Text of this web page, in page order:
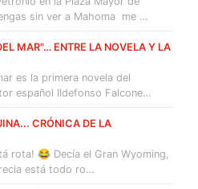
sin ver a Mahoma me …
MAR"… ENTRE LA NOVELA Y LA
es la primera novela del
español Ildefonso Falcone…
CRÓNICA DE LA
rota! 😂 Decía el Gran Wyoming,
está todo ro…